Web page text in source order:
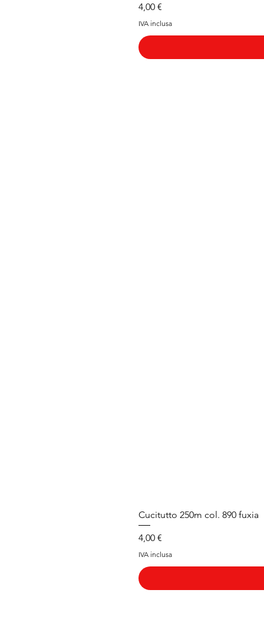
Prezzo
4,00 €
IVA inclusa
Cucitutto 250m col. 890 fuxia
Prezzo
4,00 €
IVA inclusa